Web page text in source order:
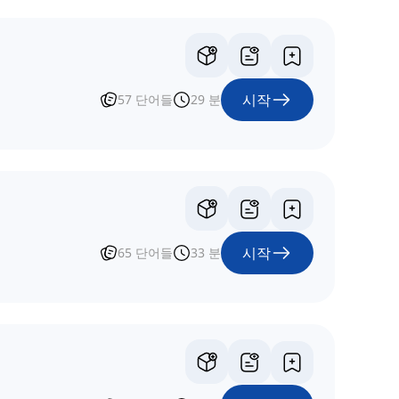
57 단어들 29 분 시작
65 단어들 33 분 시작